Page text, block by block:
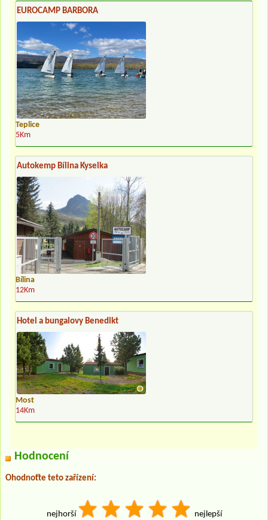
EUROCAMP BARBORA
Teplice
5Km
Autokemp Bílina Kyselka
Bílina
12Km
Hotel a bungalovy Benedikt
Most
14Km
Hodnocení
Ohodnoťte teto zařízení:
nejhorší nejlepší